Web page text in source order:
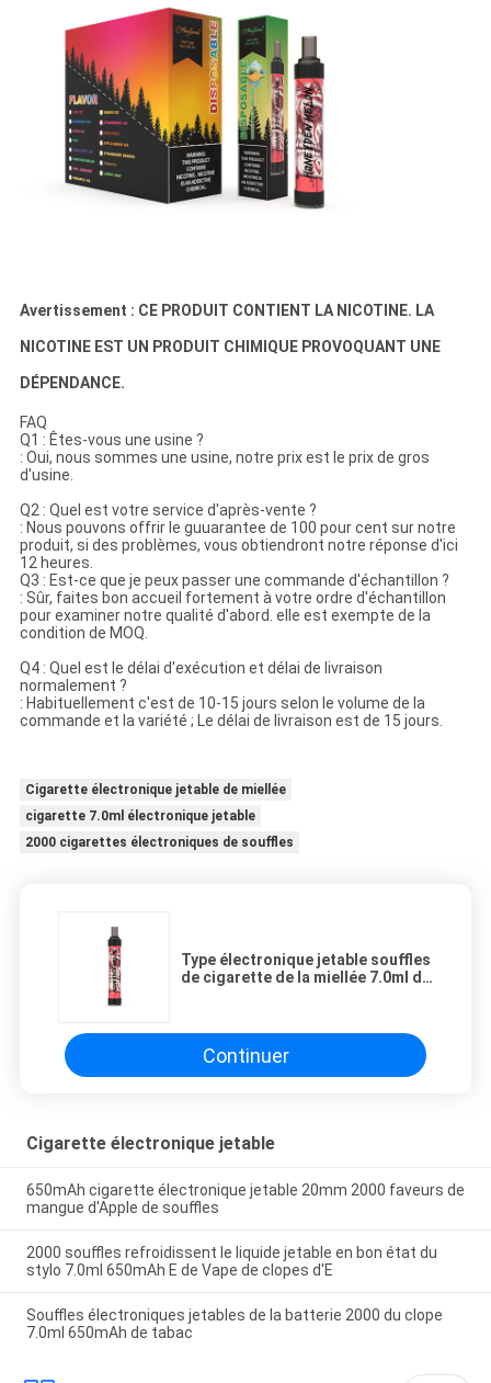
Avertissement : CE PRODUIT CONTIENT LA NICOTINE. LA
NICOTINE EST UN PRODUIT CHIMIQUE PROVOQUANT UNE
DÉPENDANCE.
FAQ
Q1 : Êtes-vous une usine ?
: Oui, nous sommes une usine, notre prix est le prix de gros
d'usine.
Q2 : Quel est votre service d'après-vente ?
: Nous pouvons offrir le guuarantee de 100 pour cent sur notre
produit, si des problèmes, vous obtiendront notre réponse d'ici
12 heures.
Q3 : Est-ce que je peux passer une commande d'échantillon ?
: Sûr, faites bon accueil fortement à votre ordre d'échantillon
pour examiner notre qualité d'abord. elle est exempte de la
condition de MOQ.
Q4 : Quel est le délai d'exécution et délai de livraison
normalement ?
: Habituellement c'est de 10-15 jours selon le volume de la
commande et la variété ; Le délai de livraison est de 15 jours.
Cigarette électronique jetable de miellée
cigarette 7.0ml électronique jetable
2000 cigarettes électroniques de souffles
Type électronique jetable souffles
de cigarette de la miellée 7.0ml de
Continuer
Cigarette électronique jetable
650mAh cigarette électronique jetable 20mm 2000 faveurs de
mangue d'Apple de souffles
2000 souffles refroidissent le liquide jetable en bon état du
stylo 7.0ml 650mAh E de Vape de clopes d'E
Souffles électroniques jetables de la batterie 2000 du clope
7.0ml 650mAh de tabac